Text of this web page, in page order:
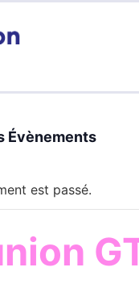
Évènements
est passé.